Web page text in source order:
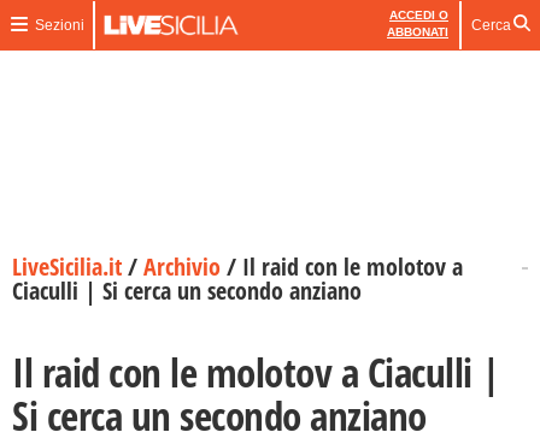
Sezioni
ACCEDI O
ABBONATI
Cerca
LiveSicilia.it/Archivio/ Il raid con le molotov a
Ciaculli | Si cerca un secondo anziano
Il raid con le molotov a Ciaculli |
Si cerca un secondo anziano